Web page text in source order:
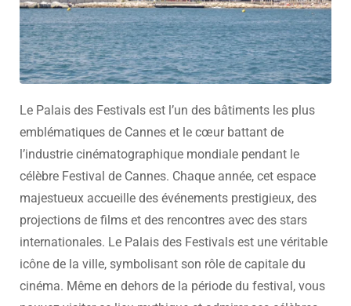
Le Palais des Festivals est l’un des bâtiments les plus
emblématiques de Cannes et le cœur battant de
l’industrie cinématographique mondiale pendant le
célèbre Festival de Cannes. Chaque année, cet espace
majestueux accueille des événements prestigieux, des
projections de films et des rencontres avec des stars
internationales. Le Palais des Festivals est une véritable
icône de la ville, symbolisant son rôle de capitale du
cinéma. Même en dehors de la période du festival, vous